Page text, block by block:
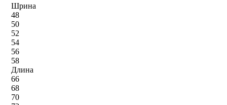
Шрина
48
50
52
54
56
58
Длина
66
68
70